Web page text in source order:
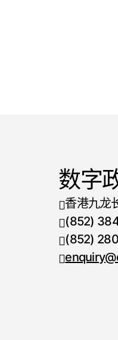
数字
香港九龙
电话号码
(852)
传真号码
(852)